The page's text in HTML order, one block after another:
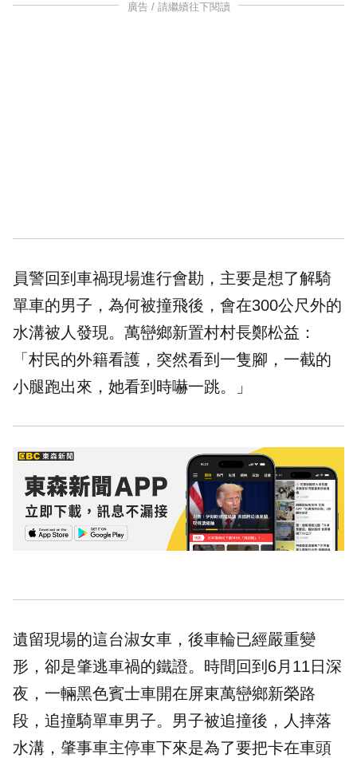
廣告 / 請繼續往下閱讀
員警回到車禍現場進行會勘，主要是想了解騎
單車的男子，為何被撞飛後，會在300公尺外的
水溝被人發現。萬巒鄉新置村村長鄭松益：
「村民的外籍看護，突然看到一隻腳，一截的
小腿跑出來，她看到時嚇一跳。」
遺留現場的這台淑女車，後車輪已經嚴重變
形，卻是肇逃車禍的鐵證。時間回到6月11日深
夜，一輛黑色賓士車開在屏東萬巒鄉新榮路
段，追撞騎單車男子。男子被追撞後，人摔落
水溝，肇事車主停車下來是為了要把卡在車頭